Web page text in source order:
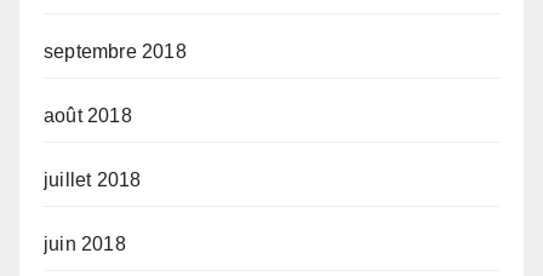
septembre 2018
août 2018
juillet 2018
juin 2018